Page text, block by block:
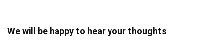
We will be happy to hear your thoughts